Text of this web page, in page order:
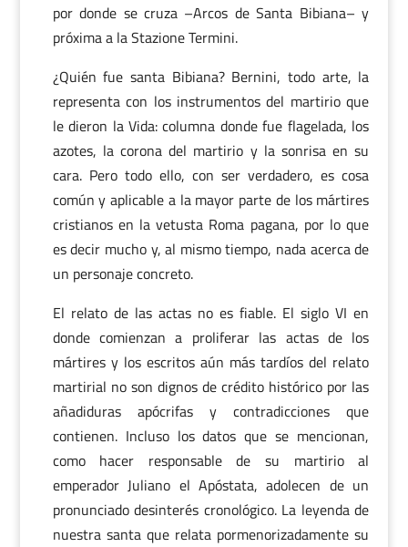
por donde se cruza –Arcos de Santa Bibiana– y
próxima a la Stazione Termini.
¿Quién fue santa Bibiana? Bernini, todo arte, la
representa con los instrumentos del martirio que
le dieron la Vida: columna donde fue flagelada, los
azotes, la corona del martirio y la sonrisa en su
cara. Pero todo ello, con ser verdadero, es cosa
común y aplicable a la mayor parte de los mártires
cristianos en la vetusta Roma pagana, por lo que
es decir mucho y, al mismo tiempo, nada acerca de
un personaje concreto.
El relato de las actas no es fiable. El siglo VI en
donde comienzan a proliferar las actas de los
mártires y los escritos aún más tardíos del relato
martirial no son dignos de crédito histórico por las
añadiduras apócrifas y contradicciones que
contienen. Incluso los datos que se mencionan,
como hacer responsable de su martirio al
emperador Juliano el Apóstata, adolecen de un
pronunciado desinterés cronológico. La leyenda de
nuestra santa que relata pormenorizadamente su